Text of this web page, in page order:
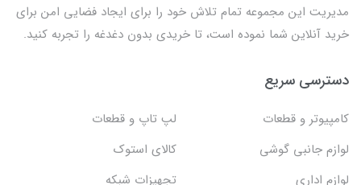
مدیریت این مجموعه تمام تلاش خود را برای ایجاد فضایی امن برای
خرید آنلاین شما نموده است، تا خریدی بدون دغدغه را تجربه کنید.
دسترسی سریع
کامپیوتر و قطعات
لپ تاپ و قطعات
لوازم جانبی گوشی
کالای استوک
لوازم اداری
تجهیزات شبکه